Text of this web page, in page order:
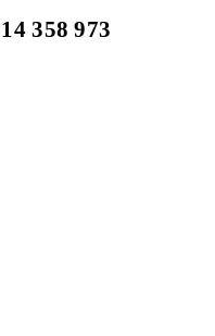
358 973